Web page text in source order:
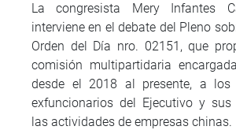
La congresista Mery Infantes
interviene en el debate del Pleno
Orden del Día nro. 02151, que
comisión multipartidaria
desde el 2018 al presente, a los
exfuncionarios del Ejecutivo y sus
las actividades de empresas chinas.